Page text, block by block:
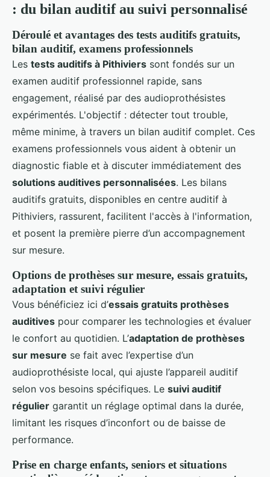
: du bilan auditif au suivi personnalisé
Déroulé et avantages des tests auditifs gratuits,
bilan auditif, examens professionnels
Les tests auditifs à Pithiviers sont fondés sur un
examen auditif professionnel rapide, sans
engagement, réalisé par des audioprothésistes
expérimentés. L'objectif : détecter tout trouble,
même minime, à travers un bilan auditif complet. Ces
examens professionnels vous aident à obtenir un
diagnostic fiable et à discuter immédiatement des
solutions auditives personnalisées. Les bilans
auditifs gratuits, disponibles en centre auditif à
Pithiviers, rassurent, facilitent l'accès à l'information,
et posent la première pierre d’un accompagnement
sur mesure.
Options de prothèses sur mesure, essais gratuits,
adaptation et suivi régulier
Vous bénéficiez ici d’essais gratuits prothèses
auditives pour comparer les technologies et évaluer
le confort au quotidien. L’adaptation de prothèses
sur mesure se fait avec l’expertise d’un
audioprothésiste local, qui ajuste l’appareil auditif
selon vos besoins spécifiques. Le suivi auditif
régulier garantit un réglage optimal dans la durée,
limitant les risques d’inconfort ou de baisse de
performance.
Prise en charge enfants, seniors et situations